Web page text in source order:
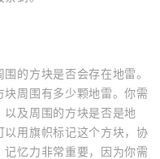
的方块是否会存在地雷。
周围有多少颗地雷。你需
及周围的方块是否是地
用旗帜标记这个方块，协
忆力非常重要，因为你需